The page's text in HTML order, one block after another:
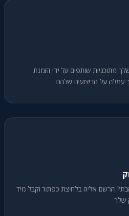
מתוכניות שותפים על ידי הזמנת
עמלה על הביצועים שלהם
הרשם אליה בלחיצת כפתור וקבל מיד
שלך